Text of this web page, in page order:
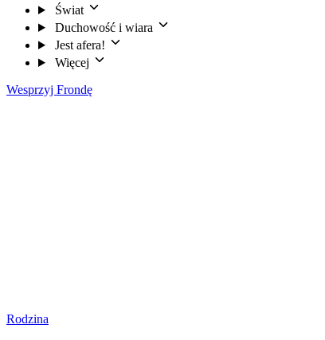
Świat
Duchowość i wiara
Jest afera!
Więcej
Wesprzyj Frondę
Rodzina